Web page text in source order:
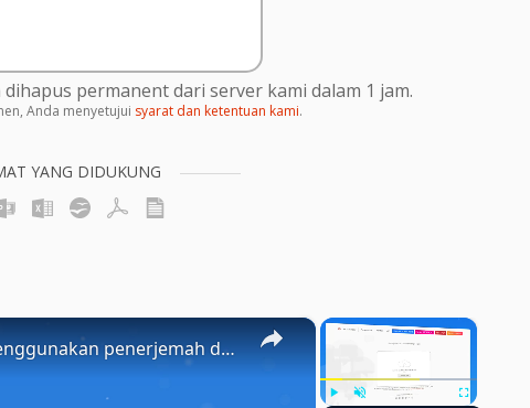
permanent dari server kami dalam 1 jam.
Anda menyetujui syarat dan ketentuan kami.
YANG DIDUKUNG
×
×
Doc Translator: Bagaimana cara menggunakan penerjemah dokumen?